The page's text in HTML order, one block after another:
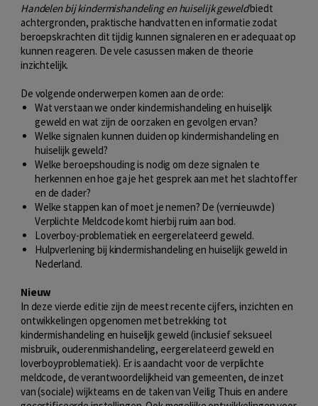
Handelen bij kindermishandeling en huiselijk geweldbiedt
achtergronden, praktische handvatten en informatie zodat
beroepskrachten dit tijdig kunnen signaleren en er adequaat op
kunnen reageren. De vele casussen maken de theorie
inzichtelijk.
De volgende onderwerpen komen aan de orde:
Wat verstaan we onder kindermishandeling en huiselijk
geweld en wat zijn de oorzaken en gevolgen ervan?
Welke signalen kunnen duiden op kindermishandeling en
huiselijk geweld?
Welke beroepshouding is nodig om deze signalen te
herkennen en hoe ga je het gesprek aan met het slachtoffer
en de dader?
Welke stappen kan of moet je nemen? De (vernieuwde)
Verplichte Meldcode komt hierbij ruim aan bod.
Loverboy-problematiek en eergerelateerd geweld.
Hulpverlening bij kindermishandeling en huiselijk geweld in
Nederland.
Nieuw
In deze vierde editie zijn de meest recente cijfers, inzichten en
ontwikkelingen opgenomen met betrekking tot
kindermishandeling en huiselijk geweld (inclusief seksueel
misbruik, ouderenmishandeling, eergerelateerd geweld en
loverboyproblematiek). Er is aandacht voor de verplichte
meldcode, de verantwoordelijkheid van gemeenten, de inzet
van (sociale) wijkteams en de taken van Veilig Thuis en andere